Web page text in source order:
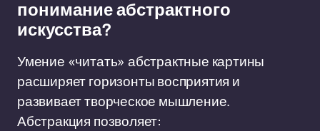
понимание абстрактного
искусства?
Умение «читать» абстрактные картины
расширяет горизонты восприятия и
развивает творческое мышление.
Абстракция позволяет: